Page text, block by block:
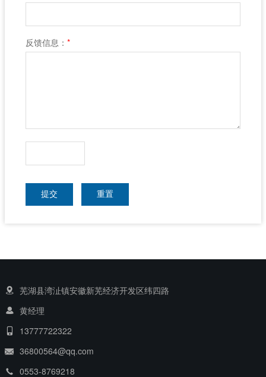
反馈信息： *
提交 重置
芜湖县湾沚镇安徽新芜经济开发区纬四路
黄经理
13777722322
36800564@qq.com
0553-8769218